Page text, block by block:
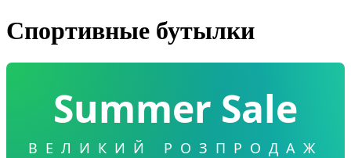
Спортивные бутылки
Summer Sale
ВЕЛИКИЙ РОЗПРОДАЖ